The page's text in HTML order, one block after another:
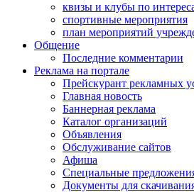
квизы и клубы по
спортивные мероприятия
план мероприятий
Общение
Последние комментарии
Реклама на портале
Прейскурант рекламных
Главная новость
Баннерная реклама
Каталог организаций
Объявления
Обслуживание сайтов
Афиша
Специальные
Документы для